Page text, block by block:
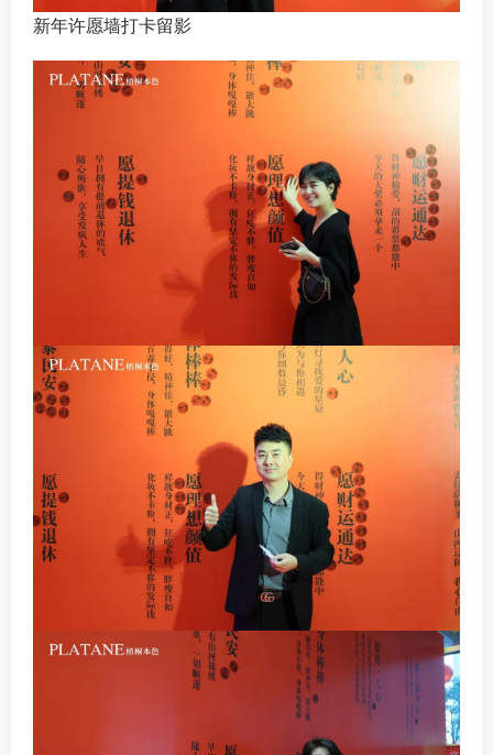
新年许愿墙打卡留影